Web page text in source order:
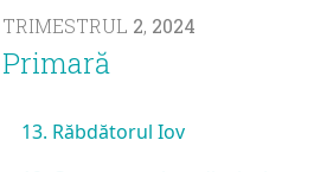
TRIMESTRUL 2, 2024
Primară
13. Răbdătorul Iov